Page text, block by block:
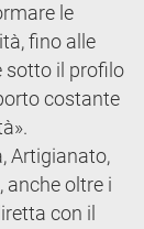
le
fino alle
sotto il profilo
costante
Artigianato,
anche oltre i
con il